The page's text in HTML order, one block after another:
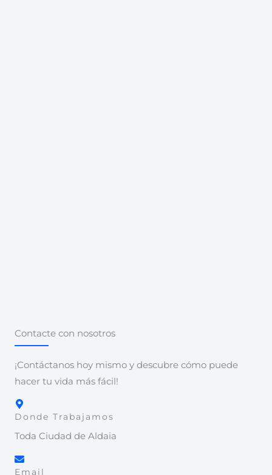
Contacte con nosotros
¡Contáctanos hoy mismo y descubre cómo puede
hacer tu vida más fácil!
Donde Trabajamos
Toda Ciudad de Aldaia
Email